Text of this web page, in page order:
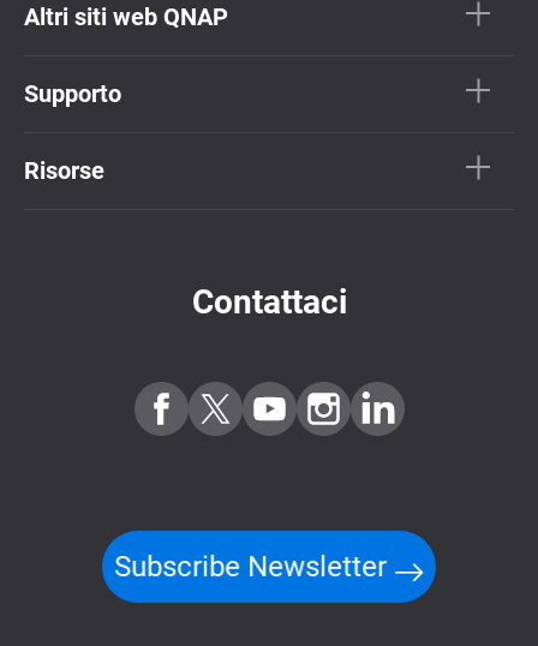
Altri siti web QNAP
Supporto
Risorse
Contattaci
Subscribe Newsletter